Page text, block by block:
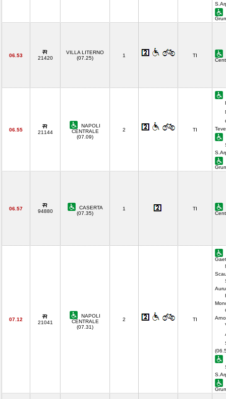
06.53 21420
VILLA LITERNO
(07.25)
1 TI
06.55 21144
NAPOLI
CENTRALE
(07.09)
2 TI
06.57 94880
CASERTA
(07.35)
1 TI
07.12
21041
NAPOLI
CENTRALE
(07.31)
2 TI